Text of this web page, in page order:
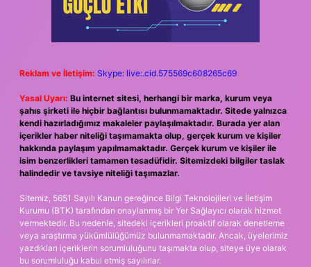
Reklam ve İletişim: Skype: live:.cid.575569c608265c69
Yasal Uyarı: Bu internet sitesi, herhangi bir marka, kurum veya
şahıs şirketi ile hiçbir bağlantısı bulunmamaktadır. Sitede yalnızca
kendi hazırladığımız makaleler paylaşılmaktadır. Burada yer alan
içerikler haber niteliği taşımamakta olup, gerçek kurum ve kişiler
hakkında paylaşım yapılmamaktadır. Gerçek kurum ve kişiler ile
isim benzerlikleri tamamen tesadüfidir. Sitemizdeki bilgiler taslak
halindedir ve tavsiye niteliği taşımazlar.
Sitemiz, 5651 Sayılı Kanun gereğince Bilgi Teknolojileri ve İletişim
Kurumu (BTK) tarafından onaylanmış bir Yer Sağlayıcı olarak hizmet
vermektedir. Bu nedenle, sitedeki içerikleri proaktif olarak denetleme
veya araştırma yükümlülüğümüz bulunmamaktadır. Ancak, üyelerimiz
yazdıkları içeriklerin sorumluluğunu taşımakta olup, siteye üye olarak
bu sorumluluğu kabul etmiş sayılırlar.